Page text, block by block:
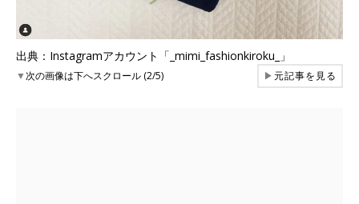
出典：Instagramアカウント「_mimi_fashionkiroku_」
▼次の画像は下へスクロール (2/5) ▶元記事を見る